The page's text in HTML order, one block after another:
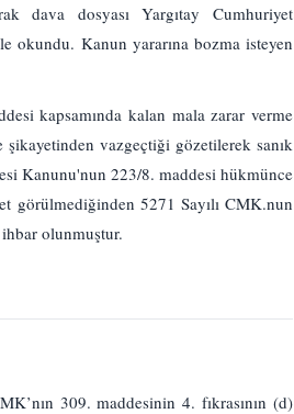
dava dosyası Yargıtay Cumhuriyet
okundu. Kanun yararına bozma isteyen
kapsamında kalan mala zarar verme
vazgeçtiği gözetilerek sanık
Kanunu'nun 223/8. maddesi hükmünce
görülmediğinden 5271 Sayılı CMK.nun
olunmuştur.
309. maddesinin 4. fıkrasının (d)